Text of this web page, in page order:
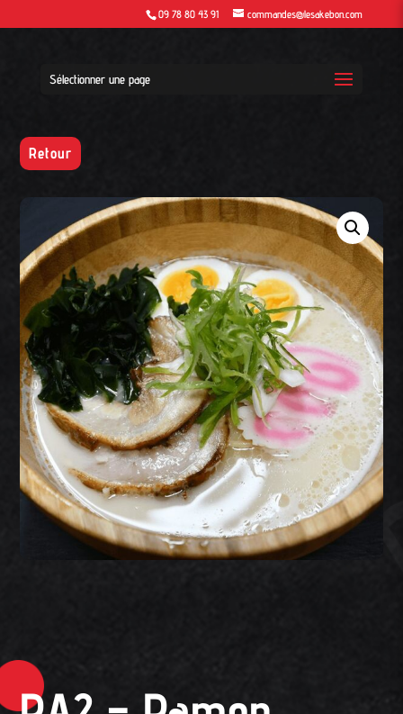
09 78 80 43 91 commandes@lesakebon.com
Sélectionner une page
Retour